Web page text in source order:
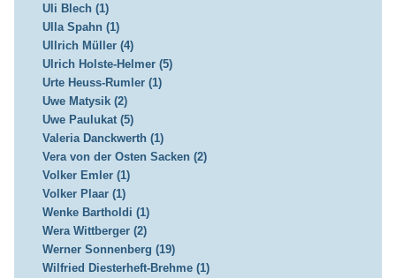
Uli Blech (1)
Ulla Spahn (1)
Ullrich Müller (4)
Ulrich Holste-Helmer (5)
Urte Heuss-Rumler (1)
Uwe Matysik (2)
Uwe Paulukat (5)
Valeria Danckwerth (1)
Vera von der Osten Sacken (2)
Volker Emler (1)
Volker Plaar (1)
Wenke Bartholdi (1)
Wera Wittberger (2)
Werner Sonnenberg (19)
Wilfried Diesterheft-Brehme (1)